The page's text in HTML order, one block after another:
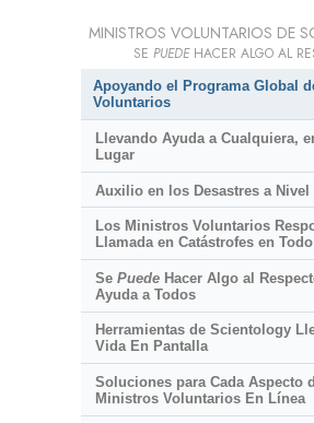
MINISTROS VOLUNTARIOS DE
SE PUEDEHACER ALGO AL
Apoyando el Programa Global
Voluntarios
Llevando Ayuda a Cualquiera,
Lugar
Auxilio en los Desastres a Nivel
Los Ministros Voluntarios
Llamada en Catástrofes en
Se PuedeHacer Algo al
Ayuda a Todos
Herramientas de Scientology
Vida En Pantalla
Soluciones para Cada Aspecto
Ministros Voluntarios En Línea